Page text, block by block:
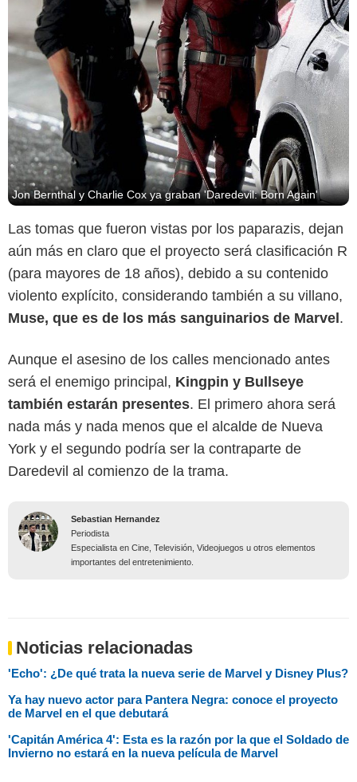
Jon Bernthal y Charlie Cox ya graban 'Daredevil: Born Again'
Las tomas que fueron vistas por los paparazis, dejan
aún más en claro que el proyecto será clasificación R
(para mayores de 18 años), debido a su contenido
violento explícito, considerando también a su villano,
Muse, que es de los más sanguinarios de Marvel .
Aunque el asesino de los calles mencionado antes
será el enemigo principal, Kingpin y Bullseye
también estarán presentes. El primero ahora será
nada más y nada menos que el alcalde de Nueva
York y el segundo podría ser la contraparte de
Daredevil al comienzo de la trama.
Sebastian Hernandez
Periodista
Especialista en Cine, Televisión, Videojuegos u otros elementos
importantes del entretenimiento.
Noticias relacionadas
'Echo': ¿De qué trata la nueva serie de Marvel y Disney Plus?
Ya hay nuevo actor para Pantera Negra: conoce el proyecto
de Marvel en el que debutará
'Capitán América 4': Esta es la razón por la que el Soldado de
Invierno no estará en la nueva película de Marvel